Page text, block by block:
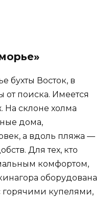
бухты Восток, в
от поиска. Имеется
На склоне холма
дома,
а вдоль пляжа —
Для тех, кто
комфортом,
оборудована
купелями,